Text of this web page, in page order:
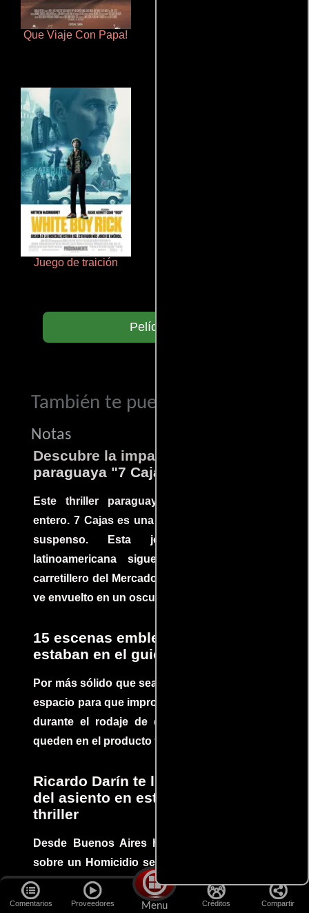
Comentarios Proveedores Menu Créditos Compartir
Que Viaje Con Papa!
Juego de traición
Películas
También te puede interesar...
Notas
Descubre la impactante película
paraguaya "7 Cajas"
Este thriller paraguayo cautivó al mundo
entero. 7 Cajas es una explosión de acción y
suspenso. Esta joya cinematográfica
latinoamericana sigue la historia de un
carretillero del Mercado 4 de Asunción que se
ve envuelto en un oscuro mundo de crimen
15 escenas emblemáticas que no
estaban en el guion
Por más sólido que sea un guión siempre hay
espacio para que improvisaciones que se dan
durante el rodaje de determinadas escenas
queden en el producto final.
Ricardo Darín te llevará al borde
del asiento en este increíble
thriller
Desde Buenos Aires hasta el mundo, Tesis
sobre un Homicidio se ha convertido en uno
de los filmes más recomendados del cine
argentino, cautivando audiencias y dejando